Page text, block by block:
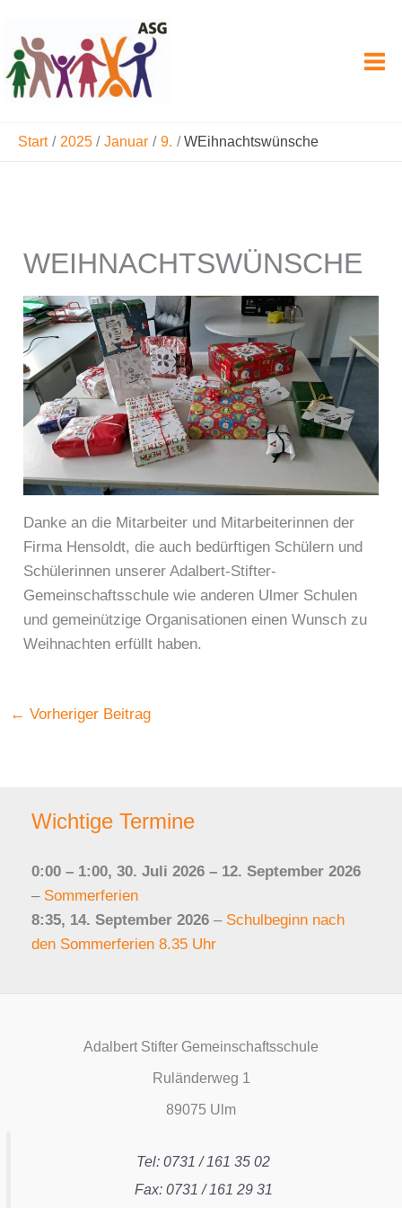
Inhalt
springen
Start 2025 Januar 9. WEihnachtswünsche
WEIHNACHTSWÜNSCHE
Danke an die Mitarbeiter und Mitarbeiterinnen der
Firma Hensoldt, die auch bedürftigen Schülern und
Schülerinnen unserer Adalbert-Stifter-
Gemeinschaftsschule wie anderen Ulmer Schulen
und gemeinützige Organisationen einen Wunsch zu
Weihnachten erfüllt haben.
← Vorheriger Beitrag
Wichtige Termine
0:00 – 1:00, 30. Juli 2026 – 12. September 2026
– Sommerferien
8:35, 14. September 2026 – Schulbeginn nach
den Sommerferien 8.35 Uhr
Adalbert Stifter Gemeinschaftsschule
Ruländerweg 1
89075 Ulm
Tel: 0731 / 161 35 02
Fax: 0731 / 161 29 31